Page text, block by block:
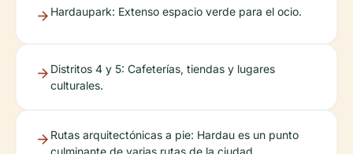
Hardaupark: Extenso espacio verde para el ocio.
Distritos 4 y 5: Cafeterías, tiendas y lugares
culturales.
Rutas arquitectónicas a pie: Hardau es un punto
culminante de varias rutas de la ciudad.